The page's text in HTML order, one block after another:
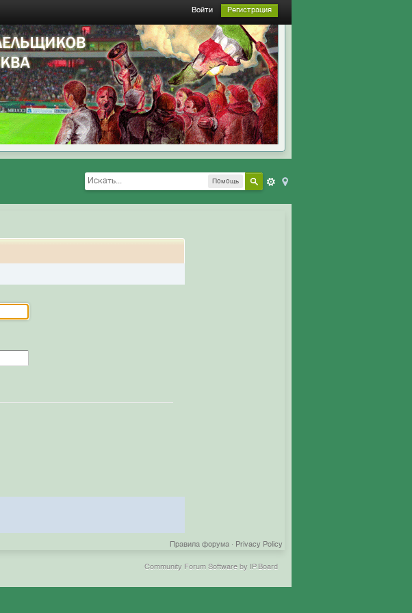
Войти Регистрация
Помощь
Privacy Policy
Правила форума ·
Community Forum Software by IP.Board